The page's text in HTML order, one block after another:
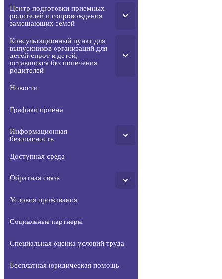
Центр подготовки приемных
родителей и сопровождения
замещающих семей
Консультационный пункт для
выпускников организаций для
детей-сирот и детей,
оставшихся без попечения
родителей
Новости
Графики приема
Информационная
безопасность
Доступная среда
Обратная связь
Условия проживания
Социальные партнеры
Специальная оценка условий труда
Бесплатная юридическая помощь